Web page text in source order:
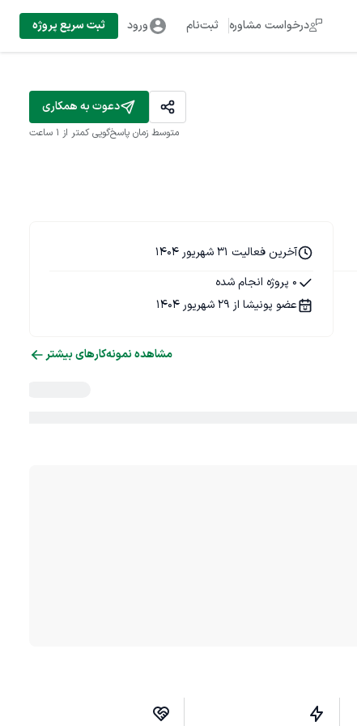
درخواست مشاوره ثبت‌نام ورود ثبت سریع پروژه
دعوت به همکاری
متوسط زمان پاسخ‌گویی کمتر از 1 ساعت
آخرین فعالیت 31 شهریور 1404
0 پروژه انجام شده
عضو پونیشا از 29 شهریور 1404
مشاهده نمونه‌کارهای بیشتر